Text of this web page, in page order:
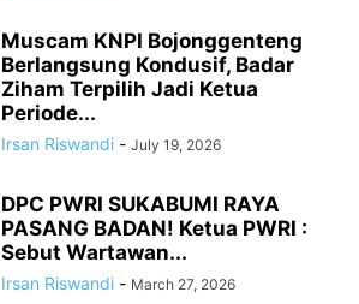
Muscam KNPI Bojonggenteng
Berlangsung Kondusif, Badar
Ziham Terpilih Jadi Ketua
Periode...
Irsan Riswandi - July 19, 2026
DPC PWRI SUKABUMI RAYA
PASANG BADAN! Ketua PWRI :
Sebut Wartawan...
Irsan Riswandi - March 27, 2026